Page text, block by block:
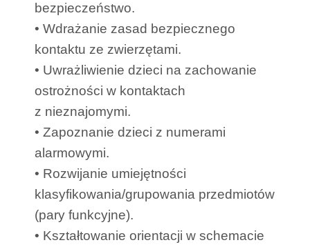
bezpieczeństwo.
• Wdrażanie zasad bezpiecznego
kontaktu ze zwierzętami.
• Uwrażliwienie dzieci na zachowanie
ostrożności w kontaktach
z nieznajomymi.
• Zapoznanie dzieci z numerami
alarmowymi.
• Rozwijanie umiejętności
klasyfikowania/grupowania przedmiotów
(pary funkcyjne).
• Kształtowanie orientacji w schemacie